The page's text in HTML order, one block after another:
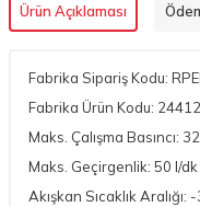
Ürün Açıklaması
Fabrika Sipariş Kodu:
Fabrika Ürün Kodu:
Maks. Çalışma Basıncı:
Maks. Geçirgenlik: 50 l/dk
Akışkan Sıcaklık Aralığı: